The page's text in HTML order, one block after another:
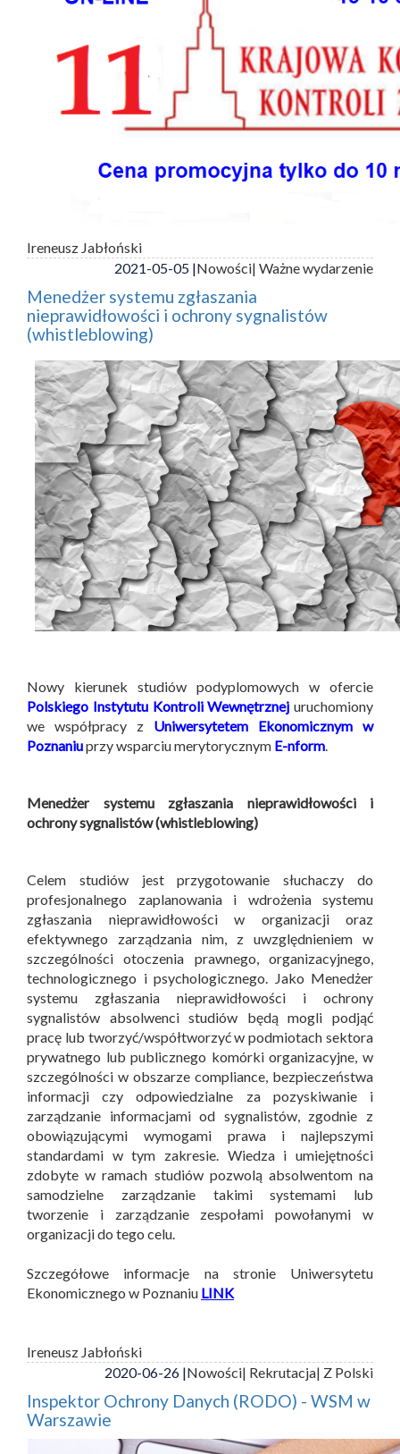
Ireneusz Jabłoński
2021-05-05 |Nowości| Ważne wydarzenie
Menedżer systemu zgłaszania
nieprawidłowości i ochrony sygnalistów
(whistleblowing)
Nowy kierunek studiów podyplomowych w ofercie
Polskiego Instytutu Kontroli Wewnętrznej uruchomiony
we współpracy z Uniwersytetem Ekonomicznym w
Poznaniuprzy wsparciu merytorycznym E-nform
Menedżer systemu zgłaszania nieprawidłowości i
ochrony sygnalistów (whistleblowing)
Celem studiów jest przygotowanie słuchaczy do
profesjonalnego zaplanowania i wdrożenia systemu
zgłaszania nieprawidłowości w organizacji oraz
efektywnego zarządzania nim, z uwzględnieniem w
szczególności otoczenia prawnego, organizacyjnego,
technologicznego i psychologicznego. Jako Menedżer
systemu zgłaszania nieprawidłowości i ochrony
sygnalistów absolwenci studiów będą mogli podjąć
pracę lub tworzyć/współtworzyć w podmiotach sektora
prywatnego lub publicznego komórki organizacyjne, w
szczególności w obszarze compliance, bezpieczeństwa
informacji czy odpowiedzialne za pozyskiwanie i
zarządzanie informacjami od sygnalistów, zgodnie z
obowiązującymi wymogami prawa i najlepszymi
standardami w tym zakresie. Wiedza i umiejętności
zdobyte w ramach studiów pozwolą absolwentom na
samodzielne zarządzanie takimi systemami lub
tworzenie i zarządzanie zespołami powołanymi w
organizacji do tego celu.
Szczegółowe informacje na stronie Uniwersytetu
Ekonomicznego w Poznaniu LINK
Ireneusz Jabłoński
2020-06-26 |Nowości| Rekrutacja| Z Polski
Inspektor Ochrony Danych (RODO) - WSM w
Warszawie